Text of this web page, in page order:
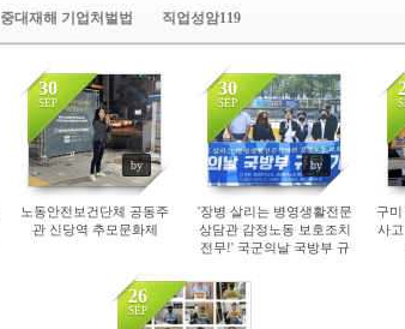
중대재해 기업처벌법 직업성암119
30
SEP
by
노동안전보건단체 공동주
관 신당역 추모문화제
30
SEP
by
'장병 살리는 병영생활전문
상담관 감정노동 보호조치
전무!' 국군의날 국방부 규
구
사
26
SEP